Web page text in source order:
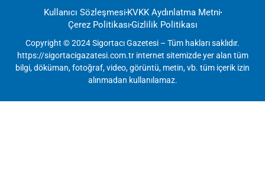
Kullanıcı SözleşmesiKVKK Aydınlatma Metni
Çerez PolitikasıGizlilik Politikası
Copyright © 2024 Sigortacı Gazetesi – Tüm hakları saklıdır.
https://sigortacigazatesi.com.tr internet sitemizde yer alan tüm
bilgi, döküman, fotoğraf, video, görüntü, metin, vb. tüm içerik izin
alınmadan kullanılamaz.